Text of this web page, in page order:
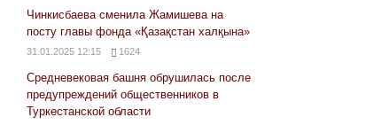
Чинкисбаева сменила Жамишева на
посту главы фонда «Қазақстан халқына»
31.01.2025 12:15 1624
Средневековая башня обрушилась после
предупреждений общественников в
Туркестанской области